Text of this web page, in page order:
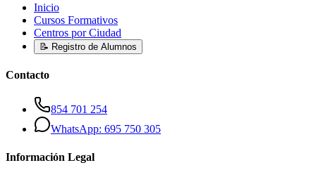
Inicio
Cursos Formativos
Centros por Ciudad
📝 Registro de Alumnos
Contacto
854 701 254
WhatsApp: 695 750 305
Información Legal